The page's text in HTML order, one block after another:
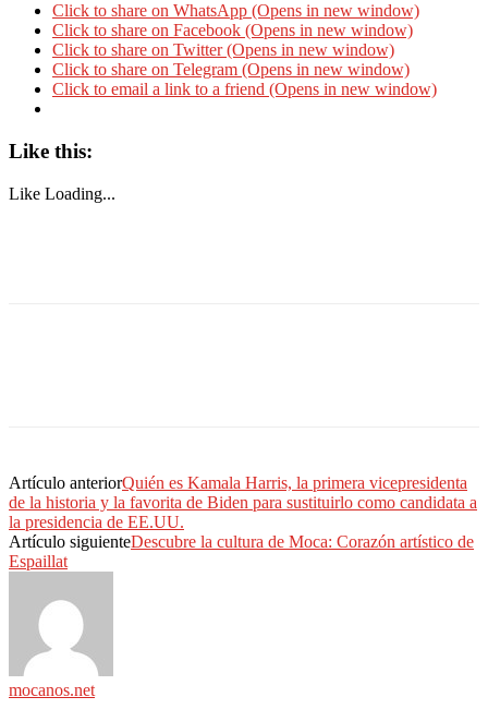
Click to share on WhatsApp (Opens in new window)
Click to share on Facebook (Opens in new window)
Click to share on Twitter (Opens in new window)
Click to share on Telegram (Opens in new window)
Click to email a link to a friend (Opens in new window)
Like this:
Like Loading...
Artículo anteriorQuién es Kamala Harris, la primera vicepresidenta
de la historia y la favorita de Biden para sustituirlo como candidata a
la presidencia de EE.UU.
Artículo siguienteDescubre la cultura de Moca: Corazón artístico de
Espaillat
mocanos.net